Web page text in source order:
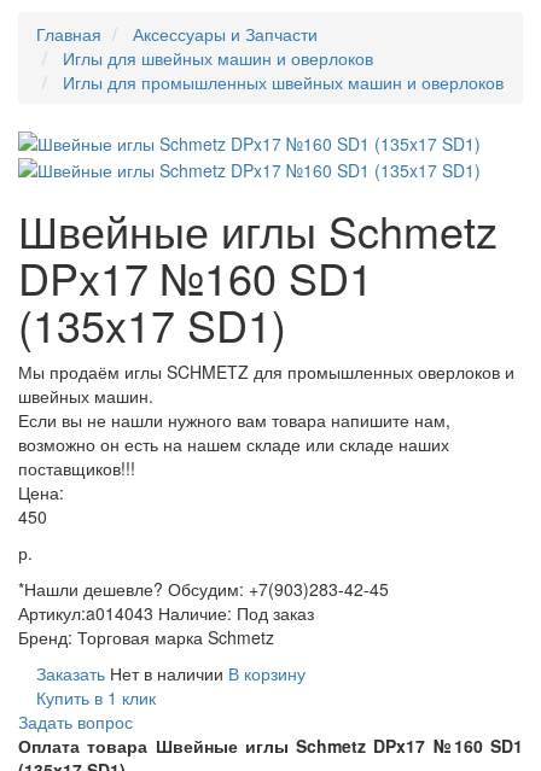
Главная
Аксессуары и Запчасти
Иглы для швейных машин и оверлоков
Иглы для промышленных швейных машин и оверлоков
Швейные иглы Schmetz
DPx17 №160 SD1
(135x17 SD1)
Мы продаём иглы SCHMETZ для промышленных оверлоков и
швейных машин.
Если вы не нашли нужного вам товара напишите нам,
возможно он есть на нашем складе или складе наших
поставщиков!!!
Цена:
450
р.
*Нашли дешевле? Обсудим: +7(903)283-42-45
Артикул:a014043 Наличие: Под заказ
Бренд: Торговая марка Schmetz
Заказать Нет в наличии В корзину
Купить в 1 клик
Задать вопрос
Оплата товара Швейные иглы Schmetz DPx17 №160 SD1